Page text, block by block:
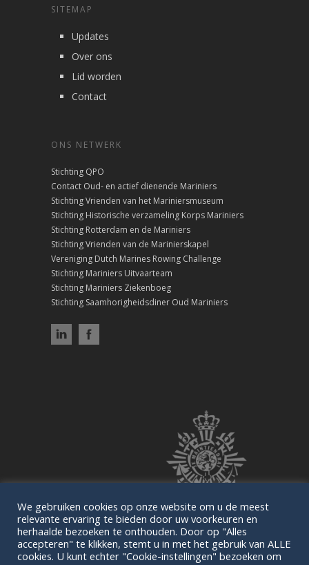
SITEMAP
Updates
Over ons
Lid worden
Contact
ONS NETWERK
Stichting QPO
Contact Oud- en actief dienende Mariniers
Stichting Vrienden van het Mariniersmuseum
Stichting Historische verzameling Korps Mariniers
Stichting Rotterdam en de Mariniers
Stichting Vrienden van de Marinierskapel
Vereniging Dutch Marines Rowing Challenge
Stichting Mariniers Uitvaarteam
Stichting Mariniers Ziekenboeg
Stichting Saamhorigheidsdiner Oud Mariniers
We gebruiken cookies op onze website om u de meest
relevante ervaring te bieden door uw voorkeuren en
herhaalde bezoeken te onthouden. Door op "Alles
accepteren" te klikken, stemt u in met het gebruik van ALLE
cookies. U kunt echter "Cookie-instellingen" bezoeken om